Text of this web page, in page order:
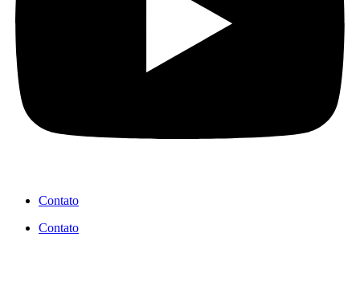
Contato
Contato